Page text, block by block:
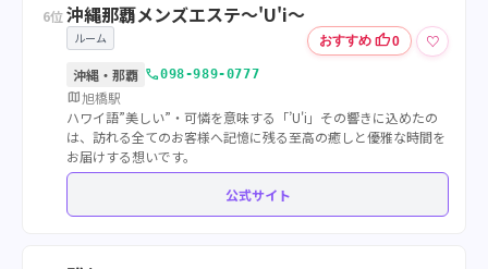
6位沖縄那覇メンズエステ～'U'i～
ルーム おすすめ thumb_up0
♡
沖縄・那覇 call098-989-0777
map旭橋駅
ハワイ語”美しい”・可憐を意味する「’U'i」その響きに込めたの
は、訪れる全てのお客様へ記憶に残る至高の癒しと優雅な時間を
お届けする想いです。
公式サイト